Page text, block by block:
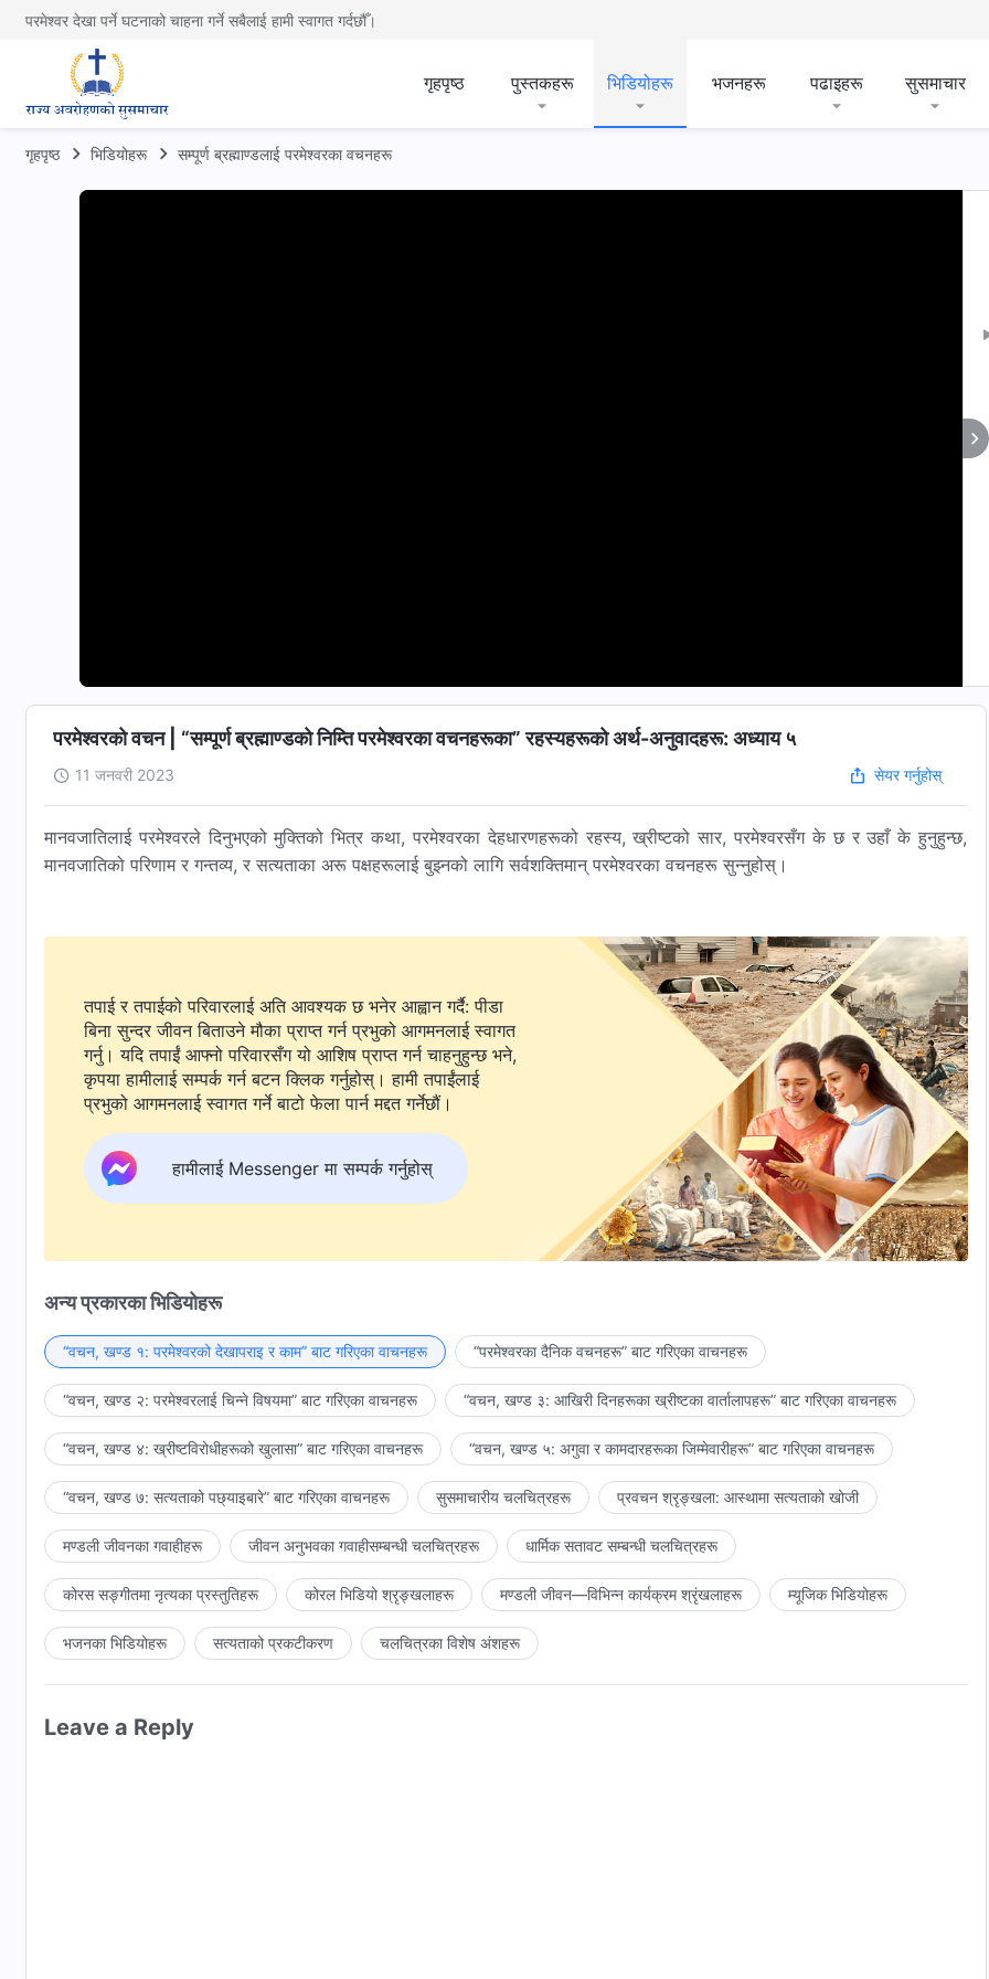
परमेश्वर देखा पर्ने घटनाको चाहना गर्ने सबैलाई हामी स्वागत गर्दछौँ।
गृहपृष्ठ पुस्तकहरू भिडियोहरू भजनहरू पढाइहरू सुसमाचार
गृहपृष्ठ भिडियोहरू सम्पूर्ण ब्रह्माण्डलाई परमेश्‍वरका वचनहरू
परमेश्‍वरको वचन | “सम्पूर्ण ब्रह्माण्डको निम्ति परमेश्‍वरका वचनहरूका” रहस्यहरूको अर्थ-अनुवादहरू: अध्याय ५
11 जनवरी 2023 सेयर गर्नुहोस्
मानवजातिलाई परमेश्‍वरले दिनुभएको मुक्तिको भित्र कथा, परमेश्‍वरका देहधारणहरूको रहस्य, ख्रीष्टको सार, परमेश्‍वरसँग के छ र उहाँ के हुनुहुन्छ,
मानवजातिको परिणाम र गन्तव्य, र सत्यताका अरू पक्षहरूलाई बुझ्‍नको लागि सर्वशक्तिमान्‌ परमेश्‍वरका वचनहरू सुन्‍नुहोस्।
तपाई र तपाईको परिवारलाई अति आवश्यक छ भनेर आह्वान गर्दै: पीडा
बिना सुन्दर जीवन बिताउने मौका प्राप्त गर्न प्रभुको आगमनलाई स्वागत
गर्नु। यदि तपाईं आफ्नो परिवारसँग यो आशिष प्राप्त गर्न चाहनुहुन्छ भने,
कृपया हामीलाई सम्पर्क गर्न बटन क्लिक गर्नुहोस्। हामी तपाईंलाई
प्रभुको आगमनलाई स्वागत गर्ने बाटो फेला पार्न मद्दत गर्नेछौं।
हामीलाई Messenger मा सम्पर्क गर्नुहोस्
अन्य प्रकारका भिडियोहरू
“वचन, खण्ड १: परमेश्‍वरको देखापराइ र काम” बाट गरिएका वाचनहरू “परमेश्‍वरका दैनिक वचनहरू” बाट गरिएका वाचनहरू
“वचन, खण्ड २: परमेश्‍वरलाई चिन्‍ने विषयमा” बाट गरिएका वाचनहरू “वचन, खण्ड ३: आखिरी दिनहरूका ख्रीष्टका वार्तालापहरू” बाट गरिएका वाचनहरू
“वचन, खण्ड ४: ख्रीष्टविरोधीहरूको खुलासा” बाट गरिएका वाचनहरू “वचन, खण्ड ५: अगुवा र कामदारहरूका जिम्‍मेवारीहरू” बाट गरिएका वाचनहरू
“वचन, खण्ड ७: सत्यताको पछ्याइबारे” बाट गरिएका वाचनहरू सुसमाचारीय चलचित्रहरू प्रवचन श्रृङ्खला: आस्थामा सत्यताको खोजी
मण्डली जीवनका गवाहीहरू जीवन अनुभवका गवाहीसम्‍बन्धी चलचित्रहरू धार्मिक सतावट सम्‍बन्धी चलचित्रहरू
कोरस सङ्गीतमा नृत्यका प्रस्तुतिहरू कोरल भिडियो श्रृङ्खलाहरू मण्डली जीवन—विभिन्‍न कार्यक्रम श्रृंखलाहरू म्यूजिक भिडियोहरू
भजनका भिडियोहरू सत्यताको प्रकटीकरण चलचित्रका विशेष अंशहरू
Leave a Reply